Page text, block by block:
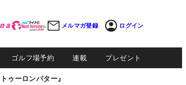
メルマガ登録 ログイン
ゴルフ場予約 連載 プレゼント
ゥーロンパター』